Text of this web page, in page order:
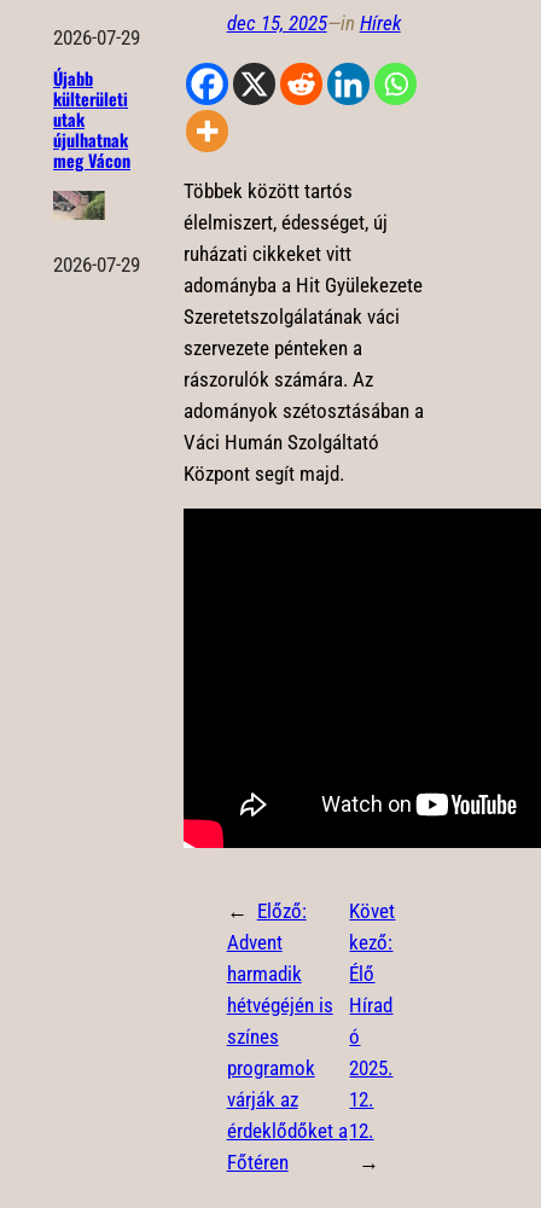
2026-07-29
Újabb
külterületi
utak
újulhatnak
meg Vácon
2026-07-29
dec 15, 2025—in Hírek
Többek között tartós
élelmiszert, édességet, új
ruházati cikkeket vitt
adományba a Hit Gyülekezete
Szeretetszolgálatának váci
szervezete pénteken a
rászorulók számára. Az
adományok szétosztásában a
Váci Humán Szolgáltató
Központ segít majd.
← Előző:
Advent
harmadik
hétvégéjén is
színes
programok
várják az
érdeklődőket a
Főtéren
Követ
kező:
Élő
Hírad
ó
2025.
12.
12.
→